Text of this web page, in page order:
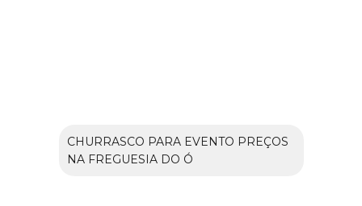
CHURRASCO PARA EVENTO PREÇOS
NA FREGUESIA DO Ó